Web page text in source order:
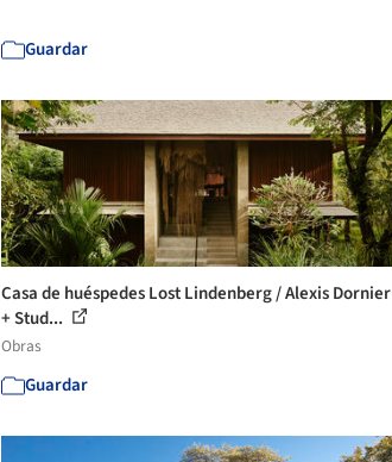
Guardar
Casa de huéspedes Lost Lindenberg / Alexis Dornier
+ Stud...
Obras
Guardar